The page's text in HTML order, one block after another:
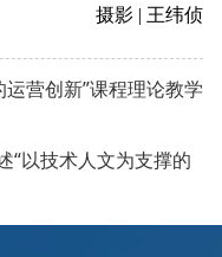
摄影 | 王纬侦
营创新”课程理论教学
“以技术人文为支撑的